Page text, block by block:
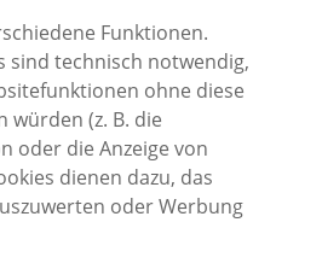
Funktionen.
sind technisch notwendig,
ohne diese
(z. B. die
oder die Anzeige von
dienen dazu, das
oder Werbung